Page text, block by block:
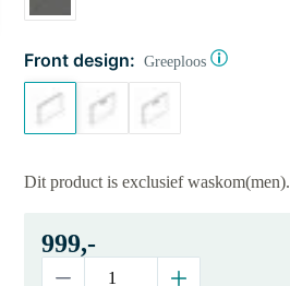
Dit product is exclusief waskom(men).
Front design: Greeploos
999,-